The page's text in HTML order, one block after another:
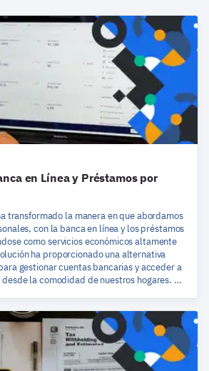
en Línea y Préstamos por
transformado la manera en que abordamos
con la banca en línea y los préstamos
como servicios económicos altamente
ha proporcionado una alternativa
gestionar cuentas bancarias y acceder a
la comodidad de nuestros hogares. A
préstamos por Internet.